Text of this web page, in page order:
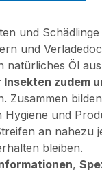
und
und
natürliches Öl
Insekten zudem
und
an nahezu
bleiben.
,